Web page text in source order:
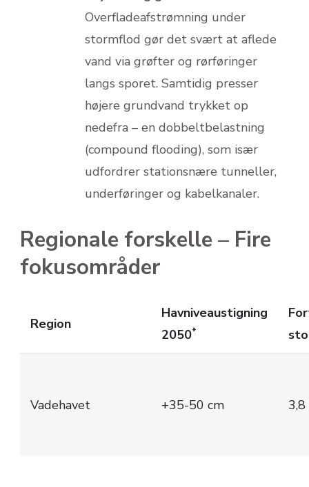
Overfladeafstrømning under
stormflod gør det svært at aflede
vand via grøfter og rørføringer
langs sporet. Samtidig presser
højere grundvand trykket op
nedefra – en dobbeltbelastning
(compound flooding), som især
udfordrer stationsnære tunneller,
underføringer og kabelkanaler.
Regionale forskelle – Fire
fokusområder
Region
Havniveaustigning
2050*
Vadehavet +35-50 cm